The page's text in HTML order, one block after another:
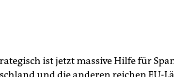
ist jetzt massive Hilfe für